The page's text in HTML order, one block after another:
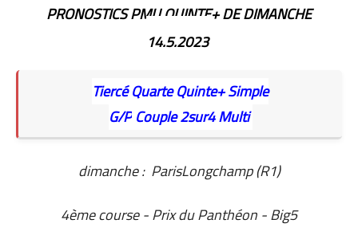
PRONOSTICS PMU QUINTE+ DE DIMANCHE
14.5.2023
Tiercé QuarteQuinte+Simple
G/PCouple2sur4Multi
dimanche : ParisLongchamp (R1)
4ème course - Prix du Panthéon - Big5